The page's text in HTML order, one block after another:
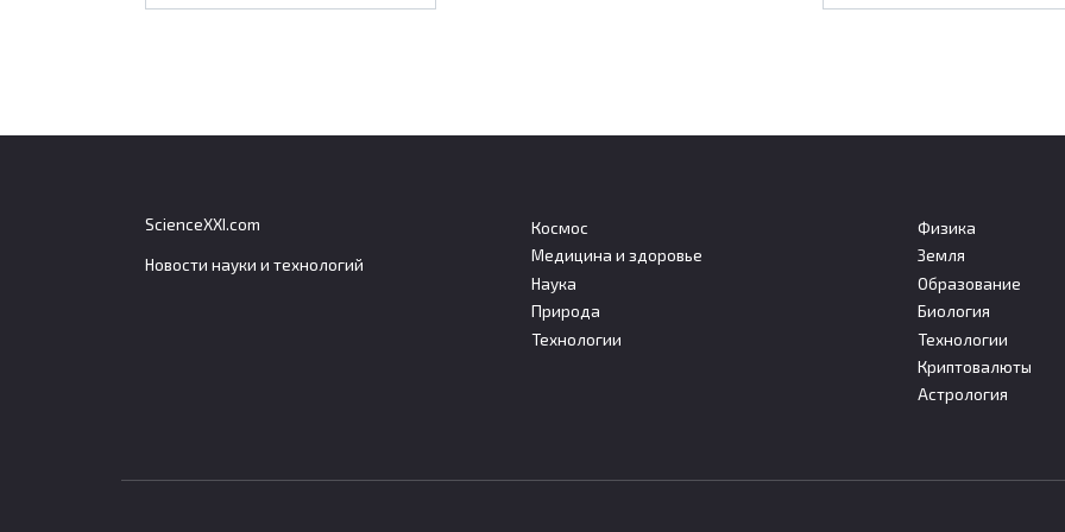
Эксперт объяснил, сколько
Тайские власти объяснили,
зачем сократили срок
безвизового пребывания
С 1 августа в России
изменятся пенсии,
больничные и налоговые
уведомления
С 1 августа 2026 года в России
ScienceXXI.com
Новости науки и технологий
Космос
Медицина и здоровье
Наука
Природа
Технологии
Физика
Земля
Образование
Биология
Технологии
Криптовалюты
Астрология